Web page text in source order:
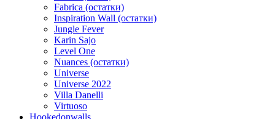
Fabrica (остатки)
Inspiration Wall (остатки)
Jungle Fever
Karin Sajo
Level One
Nuances (остатки)
Universe
Universe 2022
Villa Danelli
Virtuoso
Hookedonwalls